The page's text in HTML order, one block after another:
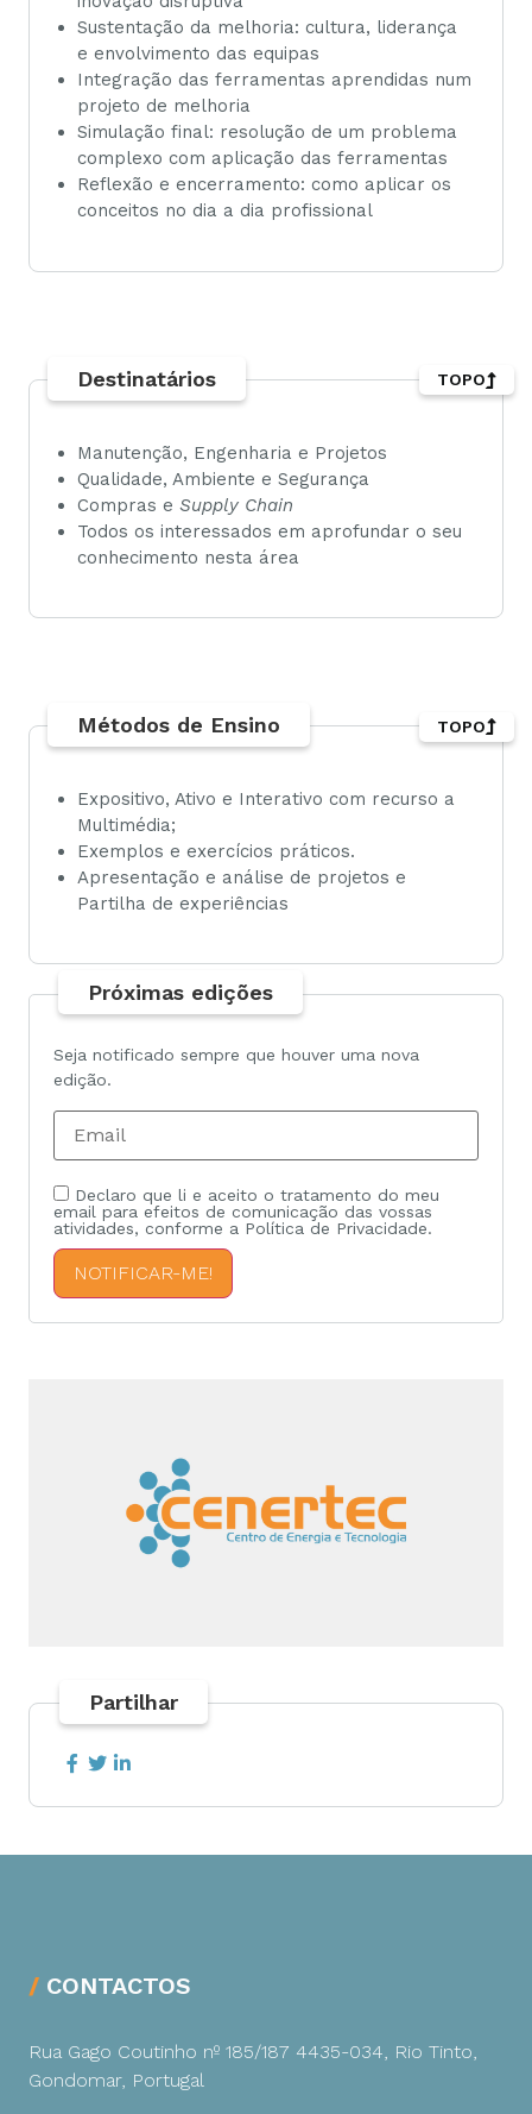
Sustentação da melhoria: cultura, liderança
e envolvimento das equipas
Integração das ferramentas aprendidas num
projeto de melhoria
Simulação final: resolução de um problema
complexo com aplicação das ferramentas
Reflexão e encerramento: como aplicar os
conceitos no dia a dia profissional
Destinatários
Manutenção, Engenharia e Projetos
Qualidade, Ambiente e Segurança
Compras e Supply Chain
Todos os interessados em aprofundar o seu
conhecimento nesta área
TOPO
Métodos de Ensino
Expositivo, Ativo e Interativo com recurso a
Multimédia;
Exemplos e exercícios práticos.
Apresentação e análise de projetos e
Partilha de experiências
TOPO
Próximas edições
Seja notificado sempre que houver uma nova
edição.
Declaro que li e aceito o tratamento do meu
email para efeitos de comunicação das vossas
atividades, conforme a Política de Privacidade.
NOTIFICAR-ME!
Partilhar
CONTACTOS
Rua Gago Coutinho nº 185/187 4435-034, Rio Tinto,
Gondomar, Portugal